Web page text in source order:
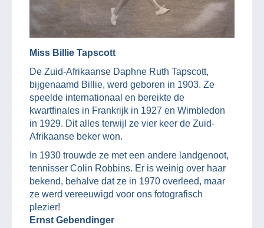
Miss Billie Tapscott
De Zuid-Afrikaanse Daphne Ruth Tapscott,
bijgenaamd Billie, werd geboren in 1903. Ze
speelde internationaal en bereikte de
kwartfinales in Frankrijk in 1927 en Wimbledon
in 1929. Dit alles terwijl ze vier keer de Zuid-
Afrikaanse beker won.
In 1930 trouwde ze met een andere landgenoot,
tennisser Colin Robbins. Er is weinig over haar
bekend, behalve dat ze in 1970 overleed, maar
ze werd vereeuwigd voor ons fotografisch
plezier!
Ernst Gebendinger